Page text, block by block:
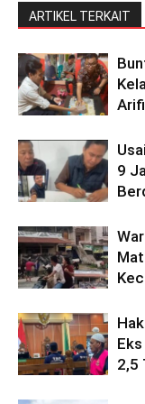
ARTIKEL TERKAIT
9
2,5